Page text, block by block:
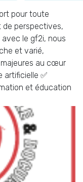
pour toute
de perspectives,
le gf2i, nous
et varié,
au cœur
artificielle ✅
et éducation